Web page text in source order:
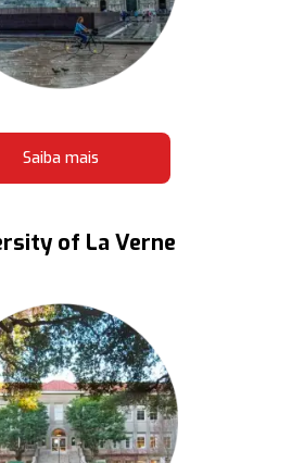
Saiba mais
of La Verne